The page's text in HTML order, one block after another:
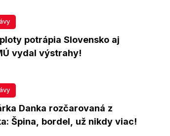
potrápia Slovensko aj
vydal výstrahy!
Danka rozčarovaná z
Špina, bordel, už nikdy viac!